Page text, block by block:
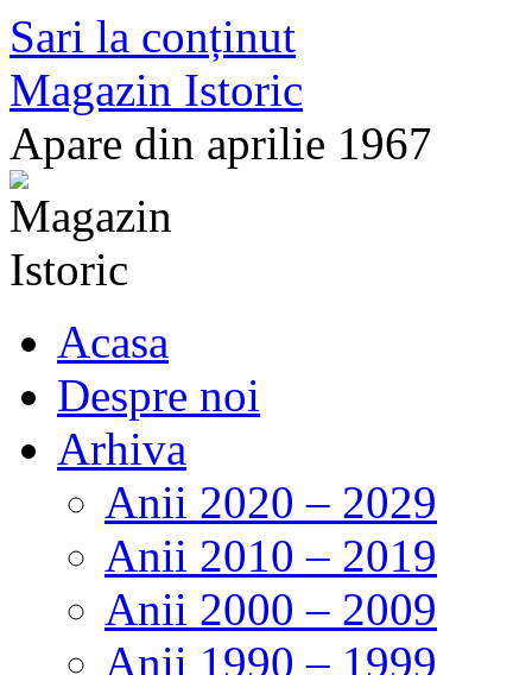
Sari la conținut
Magazin Istoric
Apare din aprilie 1967
Acasa
Despre noi
Arhiva
Anii 2020 – 2029
Anii 2010 – 2019
Anii 2000 – 2009
Anii 1990 – 1999